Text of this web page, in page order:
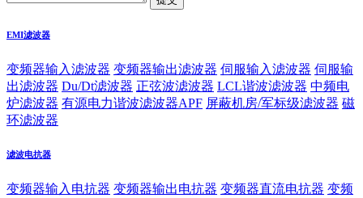
EMI滤波器
变频器输入滤波器 变频器输出滤波器 伺服输入滤波器 伺服输
出滤波器 Du/Dt滤波器 正弦波滤波器 LCL谐波滤波器 中频电
炉滤波器 有源电力谐波滤波器APF 屏蔽机房/军标级滤波器 磁
环滤波器
滤波电抗器
变频器输入电抗器 变频器输出电抗器 变频器直流电抗器 变频